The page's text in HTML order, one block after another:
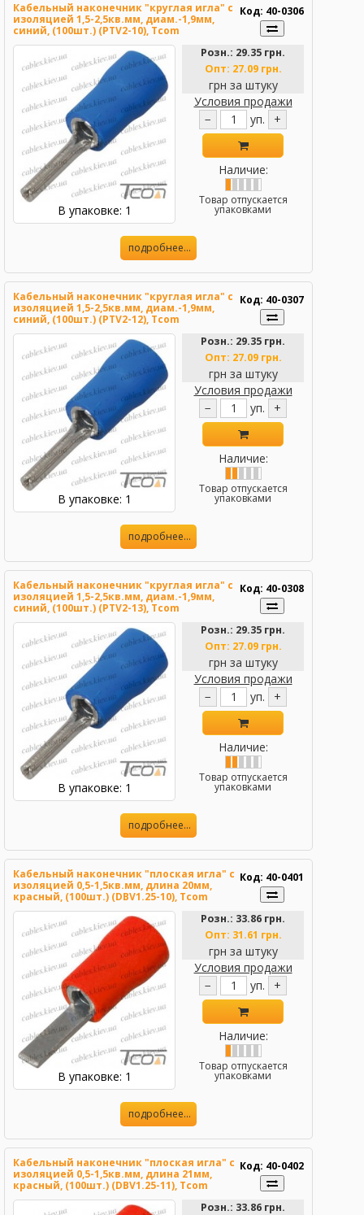
Кабельный наконечник "круглая игла" с
изоляцией 1,5-2,5кв.мм, диам.-1,9мм,
синий, (100шт.) (PTV2-10), Tcom
Код: 40-0306
В упаковке: 1
Розн.: 29.35 грн.
Опт: 27.09 грн.
грн за штуку
Условия продажи
−
уп. +
Наличие:
Товар отпускается
упаковками
подробнее...
Кабельный наконечник "круглая игла" с
изоляцией 1,5-2,5кв.мм, диам.-1,9мм,
синий, (100шт.) (PTV2-12), Tcom
Код: 40-0307
В упаковке: 1
Розн.: 29.35 грн.
Опт: 27.09 грн.
грн за штуку
Условия продажи
−
уп. +
Наличие:
Товар отпускается
упаковками
подробнее...
Кабельный наконечник "круглая игла" с
изоляцией 1,5-2,5кв.мм, диам.-1,9мм,
синий, (100шт.) (PTV2-13), Tcom
Код: 40-0308
В упаковке: 1
Розн.: 29.35 грн.
Опт: 27.09 грн.
грн за штуку
Условия продажи
−
уп. +
Наличие:
Товар отпускается
упаковками
подробнее...
Кабельный наконечник "плоская игла" с
изоляцией 0,5-1,5кв.мм, длина 20мм,
красный, (100шт.) (DBV1.25-10), Tcom
Код: 40-0401
В упаковке: 1
Розн.: 33.86 грн.
Опт: 31.61 грн.
грн за штуку
Условия продажи
−
уп. +
Наличие:
Товар отпускается
упаковками
подробнее...
Кабельный наконечник "плоская игла" с
изоляцией 0,5-1,5кв.мм, длина 21мм,
красный, (100шт.) (DBV1.25-11), Tcom
Код: 40-0402
Розн.: 33.86 грн.